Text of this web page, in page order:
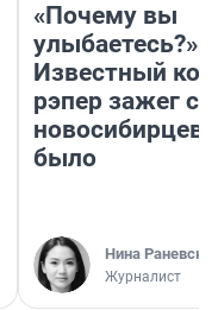
«Почему вы
улыбаетесь?»
Известный
рэпер зажег с
новосибирцев:
было
Нина
Журналист